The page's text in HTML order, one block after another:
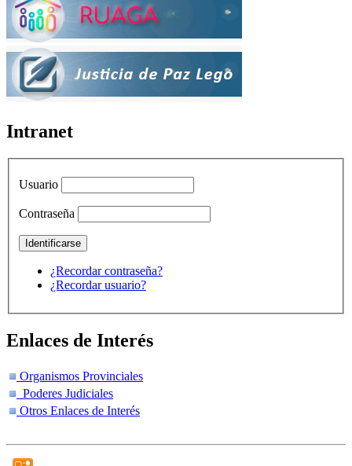
Intranet
Usuario
Contraseña
¿Recordar contraseña?
¿Recordar usuario?
Enlaces de Interés
Organismos Provinciales
Poderes Judiciales
Otros Enlaces de Interés